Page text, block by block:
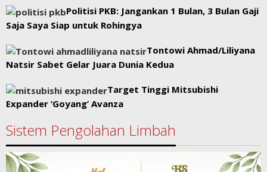
Politisi PKB: Jangankan 1 Bulan, 3 Bulan Gaji
Saja Saya Siap untuk Rohingya
Tontowi Ahmad/Liliyana
Natsir Sabet Gelar Juara Dunia Kedua
Target Tinggi Mitsubishi
Expander ‘Goyang’ Avanza
Sistem Pengolahan Limbah